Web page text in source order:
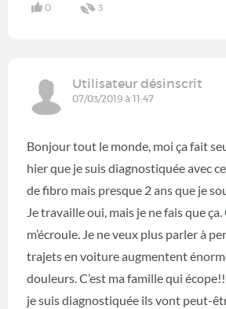
0 3
Utilisateur désinscrit
07/03/2019 à 11:47
Bonjour tout le monde, moi ça fait
hier que je suis diagnostiquée avec
de fibro mais presque 2 ans que je
Je travaille oui, mais je ne fais que
m’écroule. Je ne veux plus parler à
trajets en voiture augmentent
douleurs. C’est ma famille qui
je suis diagnostiquée ils vont peut-